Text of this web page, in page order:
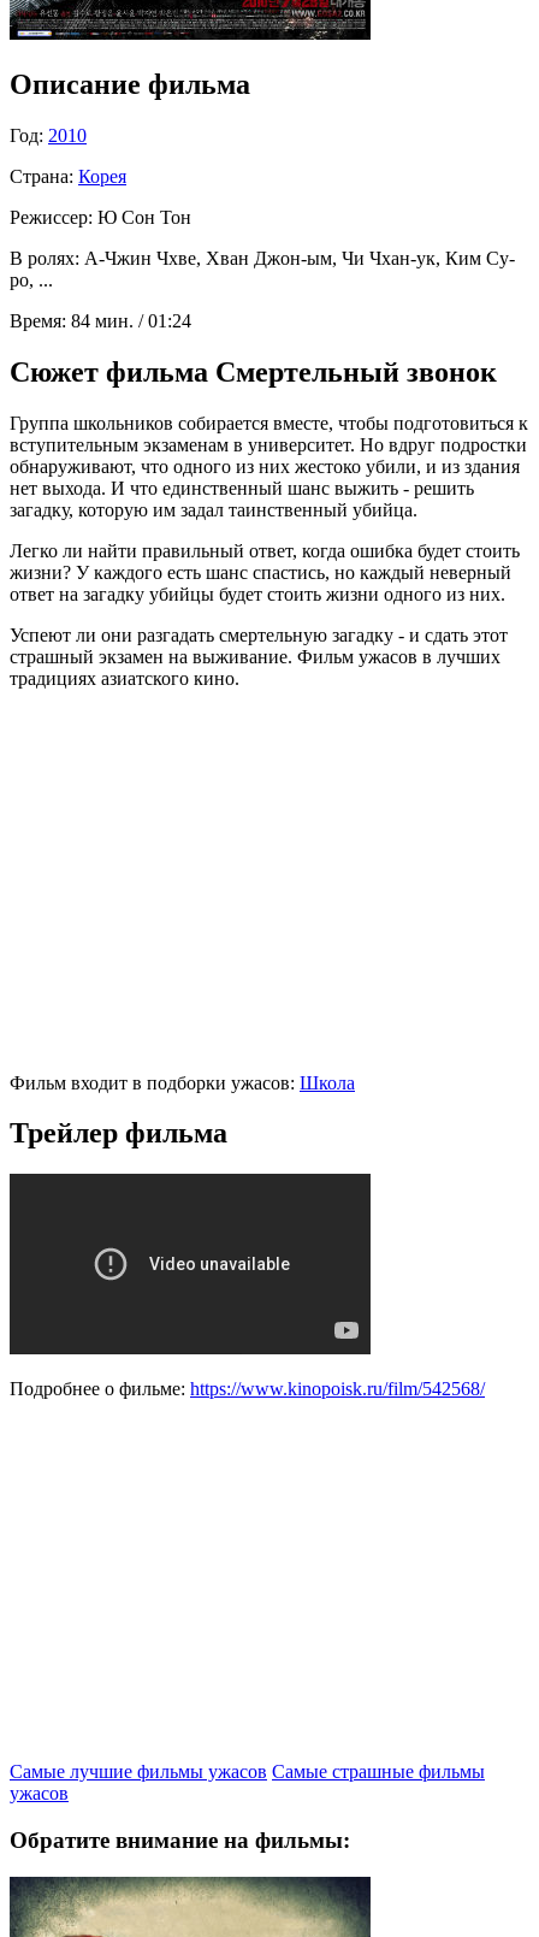
Описание фильма
Год: 2010
Страна: Корея
Режиссер: Ю Сон Тон
В ролях: А-Чжин Чхве, Хван Джон-ым, Чи Чхан-ук, Ким Су-
ро, ...
Время: 84 мин. / 01:24
Сюжет фильма Смертельный звонок
Группа школьников собирается вместе, чтобы подготовиться к
вступительным экзаменам в университет. Но вдруг подростки
обнаруживают, что одного из них жестоко убили, и из здания
нет выхода. И что единственный шанс выжить - решить
загадку, которую им задал таинственный убийца.
Легко ли найти правильный ответ, когда ошибка будет стоить
жизни? У каждого есть шанс спастись, но каждый неверный
ответ на загадку убийцы будет стоить жизни одного из них.
Успеют ли они разгадать смертельную загадку - и сдать этот
страшный экзамен на выживание. Фильм ужасов в лучших
традициях азиатского кино.
Фильм входит в подборки ужасов: Школа
Трейлер фильма
Подробнее о фильме: https://www.kinopoisk.ru/film/542568/
Самые лучшие фильмы ужасов Самые страшные фильмы
ужасов
Обратите внимание на фильмы: